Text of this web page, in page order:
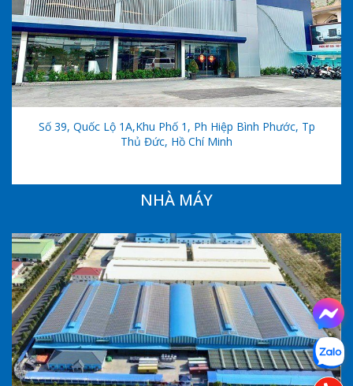
Số 39, Quốc Lộ 1A,khu Phố 1, Ph Hiệp Bình Phước, Tp
Thủ Đức, Hồ Chí Minh
NHÀ MÁY